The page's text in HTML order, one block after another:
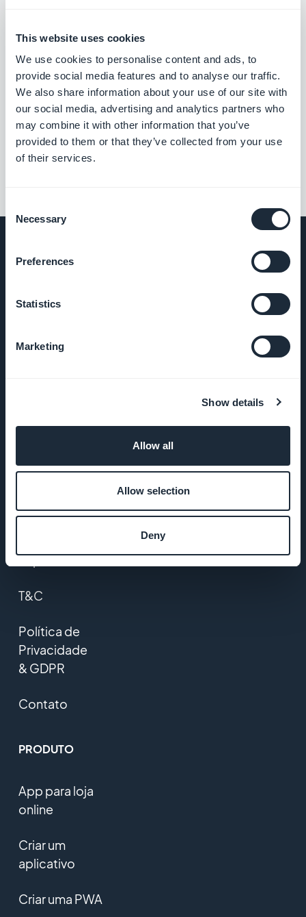
This website uses cookies
We use cookies to personalise content and ads, to
provide social media features and to analyse our traffic.
We also share information about your use of our site with
our social media, advertising and analytics partners who
may combine it with other information that you’ve
provided to them or that they’ve collected from your use
of their services.
Selection
Necessary
Preferences
Statistics
Marketing
Show details
Allow all
Allow selection
Deny
Startup
Imprensa
T&C
Política de
Privacidade
& GDPR
Contato
PRODUTO
App para loja
online
Criar um
aplicativo
Criar uma PWA